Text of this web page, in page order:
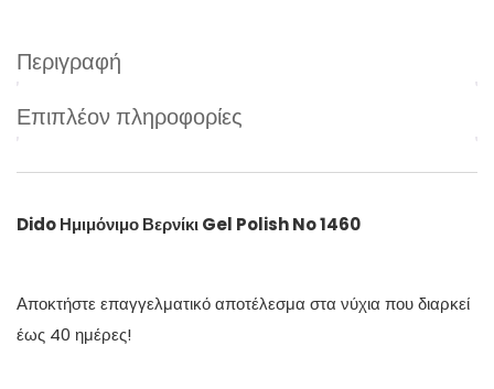
Περιγραφή
Επιπλέον πληροφορίες
Dido Ημιμόνιμο Βερνίκι Gel Polish No 1460
Αποκτήστε επαγγελματικό αποτέλεσμα στα νύχια που διαρκεί
έως 40 ημέρες!